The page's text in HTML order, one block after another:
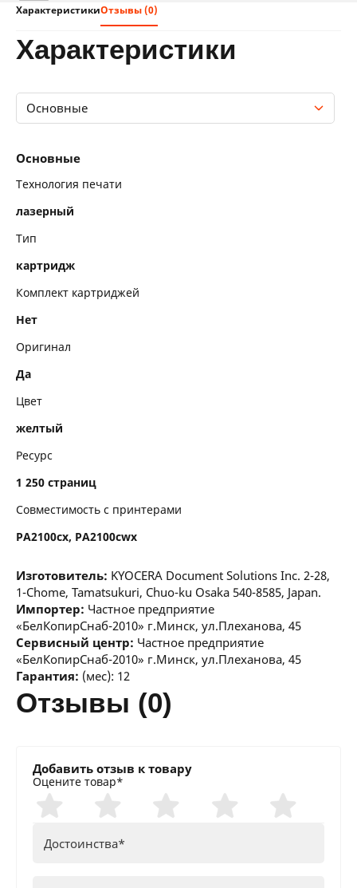
ХарактеристикиОтзывы (0)
характеристики
Основные
Основные
Технология печати
лазерный
Тип
картридж
Комплект картриджей
Нет
Оригинал
Да
Цвет
желтый
Ресурс
1 250 страниц
Совместимость с принтерами
PA2100cx, PA2100cwx
Изготовитель: KYOCERA Document Solutions Inc. 2-28,
1-Chome, Tamatsukuri, Chuo-ku Osaka 540-8585, Japan.
Импортер: Частное предприятие
«БелКопирСнаб-2010» г.Минск, ул.Плеханова, 45
Сервисный центр: Частное предприятие
«БелКопирСнаб-2010» г.Минск, ул.Плеханова, 45
Гарантия: (мес): 12
отзывы (0)
Добавить отзыв к товару
Оцените товар*